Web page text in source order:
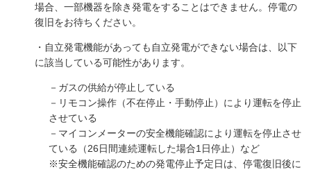
場合、一部機器を除き発電をすることはできません。停電の
復旧をお待ちください。
・自立発電機能があっても自立発電ができない場合は、以下
に該当している可能性があります。
－ガスの供給が停止している
－リモコン操作（不在停止・手動停止）により運転を停止
させている
－マイコンメーターの安全機能確認により運転を停止させ
ている（26日間連続運転した場合1日停止）など
※安全機能確認のための発電停止予定日は、停電復旧後に